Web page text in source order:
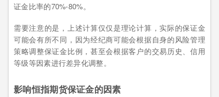
证金比率的70%-80%。
需要注意的是，上述计算仅仅是理论计算，实际的保证金
可能会有所不同，因为经纪商可能会根据自身的风险管理
策略调整保证金比例，甚至会根据客户的交易历史、信用
等级等因素进行差异化调整。
影响恒指期货保证金的因素